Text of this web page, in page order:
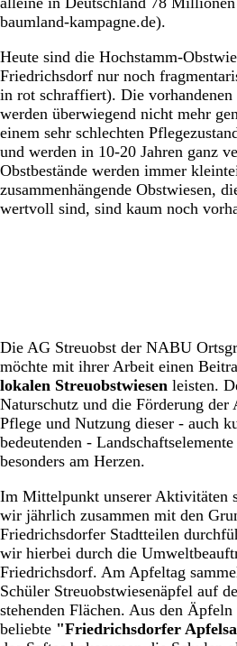
baumland-kampagne.de).
Heute sind die Hochstamm-
Friedrichsdorf nur noch
in rot schraffiert). Die vorhandenen
werden überwiegend nicht mehr
einem sehr schlechten
und werden in 10-20 Jahren ganz
Obstbestände werden immer
zusammenhängende Obstwiesen,
wertvoll sind, sind kaum noch
Die AG Streuobst der NABU
möchte mit ihrer Arbeit einen
lokalen Streuobstwiesen leisten.
Naturschutz und die Förderung
Pflege und Nutzung dieser - auch
bedeutenden -
besonders am Herzen.
Im Mittelpunkt unserer Aktivitäten
wir jährlich zusammen mit den
Friedrichsdorfer Stadtteilen
wir hierbei durch die
Friedrichsdorf. Am Apfeltag
Schüler Streuobstwiesenäpfel auf
stehenden Flächen. Aus den
beliebte "Friedrichsdorfer